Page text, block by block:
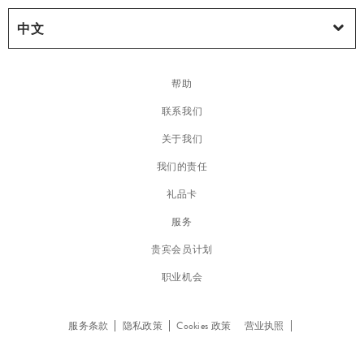
帮助
联系我们
关于我们
我们的责任
礼品卡
服务
贵宾会员计划
职业机会
服务条款 隐私政策 Cookies 政策 营业执照